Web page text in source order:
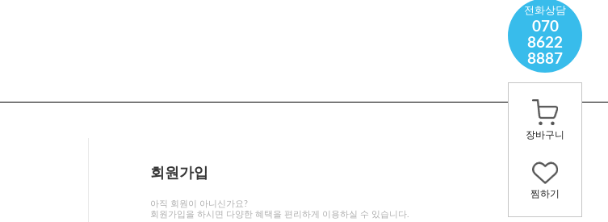
전화상담
070
8622
8887
장바구니
찜하기
회원가입
아직 회원이 아니신가요?
회원가입을 하시면 다양한 혜택을 편리하게 이용하실 수 있습니다.